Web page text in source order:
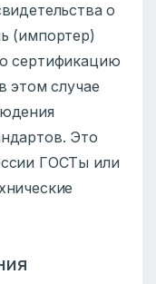
о
(импортер)
сертификацию
этом случае
Это
ГОСТы или